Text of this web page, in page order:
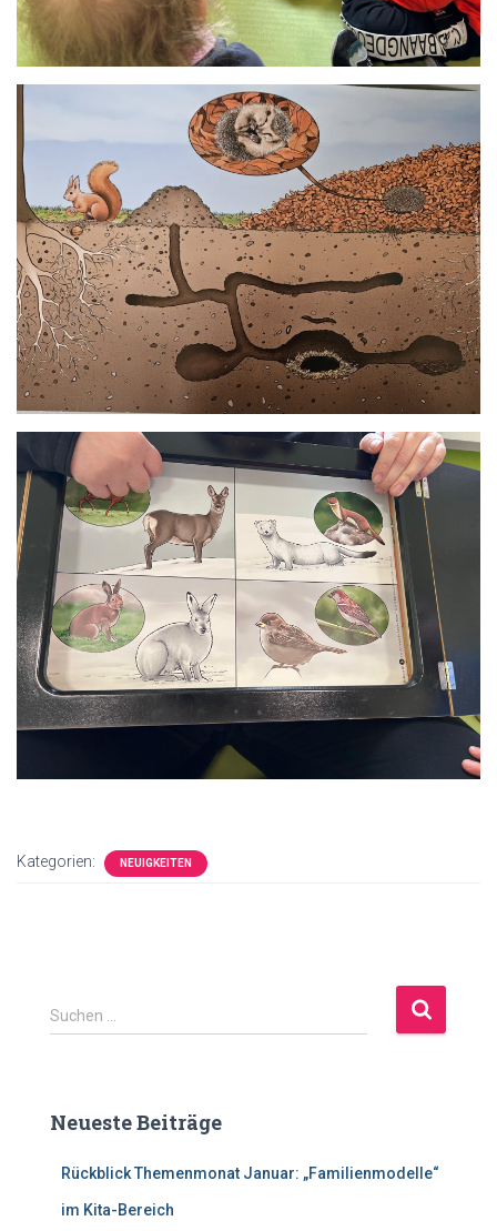
Kategorien: NEUIGKEITEN
S
u
n
Suchen …
Neueste Beiträge
Rückblick Themenmonat Januar: „Familienmodelle“
im Kita-Bereich